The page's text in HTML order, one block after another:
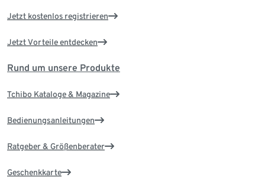
Jetzt kostenlos registrieren
Jetzt Vorteile entdecken
Rund um unsere Produkte
Tchibo Kataloge & Magazine
Bedienungsanleitungen
Ratgeber & Größenberater
Geschenkkarte